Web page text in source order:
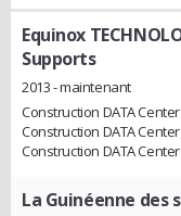
Equinox
Supports
2013 - maintenant
Construction DATA
Construction DATA
Construction DATA Center
La Guinéenne des